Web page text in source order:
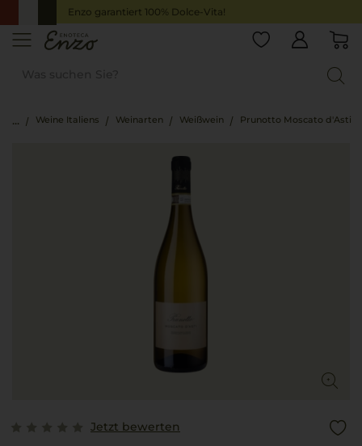
Enzo garantiert 100% Dolce-Vita!
Weine Italiens Weinarten Weißwein Prunotto Moscato d'Asti
Jetzt bewerten